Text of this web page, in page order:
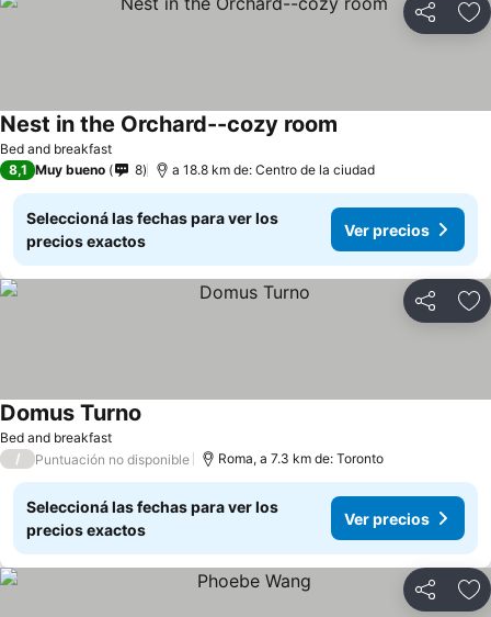
Compartir
Bed and breakfast
Nest in the Orchard--cozy room
8,1 Muy bueno 8 a 18.8 km de: Centro de la ciudad
Seleccioná las fechas para ver los
precios exactos
Ver precios
Compartir
Bed and breakfast
Domus Turno
/ Puntuación no disponible Roma, a 7.3 km de: Toronto
Seleccioná las fechas para ver los
precios exactos
Ver precios
Compartir